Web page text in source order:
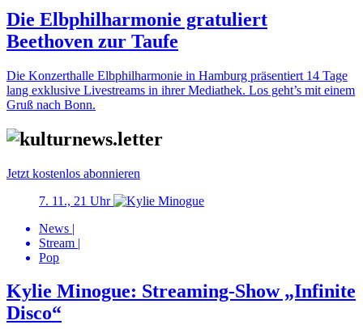
Die Elbphilharmonie gratuliert
Beethoven zur Taufe
Die Konzerthalle Elbphilharmonie in Hamburg präsentiert 14 Tage
lang exklusive Livestreams in ihrer Mediathek. Los geht’s mit einem
Gruß nach Bonn.
Jetzt kostenlos abonnieren
7. 11., 21 Uhr
News |
Stream |
Pop
Kylie Minogue: Streaming-Show „Infinite
Disco“